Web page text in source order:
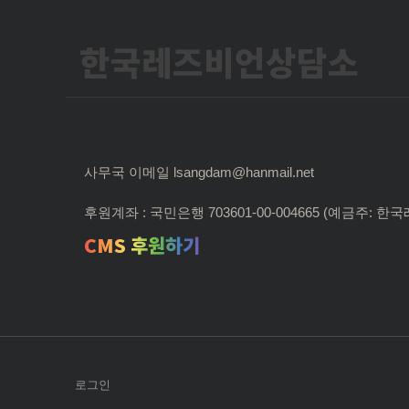
한국레즈비언상담소
사무국 이메일 lsangdam@hanmail.net
후원계좌 : 국민은행 703601-00-004665 (예금주: 한국
CMS 후원하기
로그인